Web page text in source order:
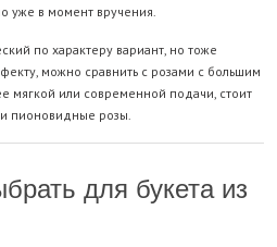
уже в момент вручения.
по характеру вариант, но тоже
можно сравнить с розами с большим
мягкой или современной подачи, стоит
и пионовидные розы.
для букета из